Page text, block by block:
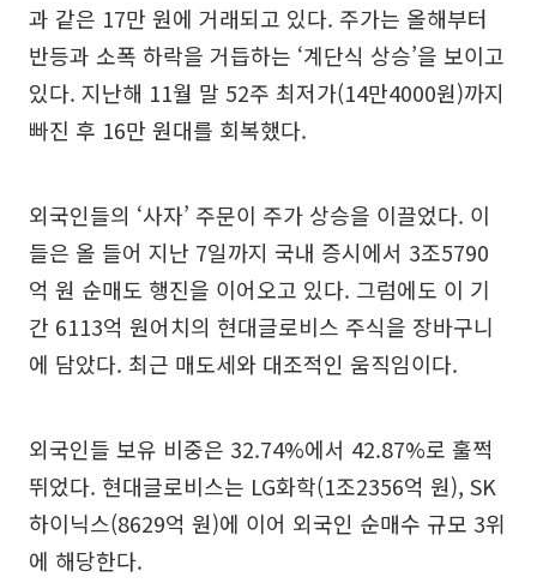
과 같은 17만 원에 거래되고 있다. 주가는 올해부터
반등과 소폭 하락을 거듭하는 ‘계단식 상승’을 보이고
있다. 지난해 11월 말 52주 최저가(14만4000원)까지
빠진 후 16만 원대를 회복했다.
외국인들의 ‘사자’ 주문이 주가 상승을 이끌었다. 이
들은 올 들어 지난 7일까지 국내 증시에서 3조5790
억 원 순매도 행진을 이어오고 있다. 그럼에도 이 기
간 6113억 원어치의 현대글로비스 주식을 장바구니
에 담았다. 최근 매도세와 대조적인 움직임이다.
외국인들 보유 비중은 32.74%에서 42.87%로 훌쩍
뛰었다. 현대글로비스는 LG화학(1조2356억 원), SK
하이닉스(8629억 원)에 이어 외국인 순매수 규모 3위
에 해당한다.